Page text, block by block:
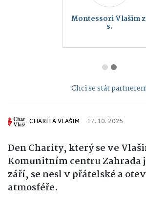
Montessori Vlašim
s.
Chci se stát
CHARITA VLAŠIM 17. 10. 2025
Den Charity, který se ve
Komunitním centru Zahrada
září, se nesl v přátelské a
atmosféře.